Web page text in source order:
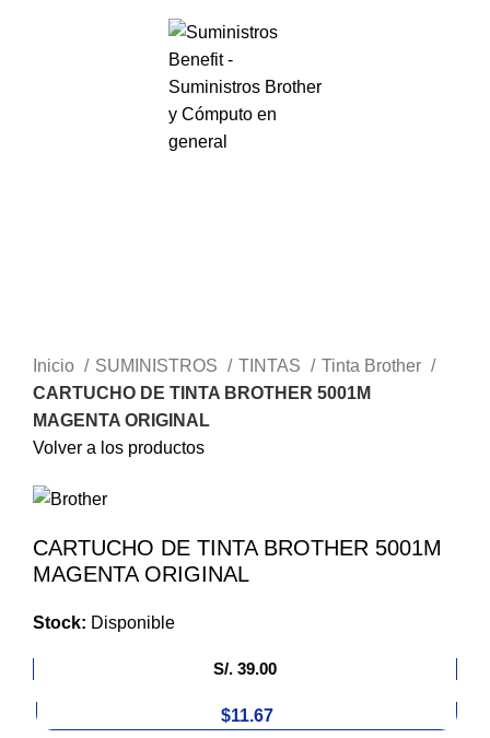
Inicio SUMINISTROS TINTAS
Tinta Brother
CARTUCHO DE TINTA BROTHER 5001M
MAGENTA ORIGINAL
Volver a los productos
CARTUCHO DE TINTA BROTHER 5001M
MAGENTA ORIGINAL
Stock: Disponible
S/. 39.00
$11.67